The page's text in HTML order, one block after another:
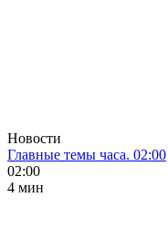
Новости
Главные темы часа. 02:00
02:00
4 мин